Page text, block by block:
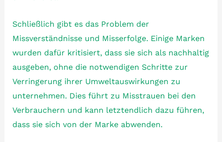
Schließlich gibt es das Problem der
Missverständnisse und Misserfolge. Einige Marken
wurden dafür kritisiert, dass sie sich als nachhaltig
ausgeben, ohne die notwendigen Schritte zur
Verringerung ihrer Umweltauswirkungen zu
unternehmen. Dies führt zu Misstrauen bei den
Verbrauchern und kann letztendlich dazu führen,
dass sie sich von der Marke abwenden.